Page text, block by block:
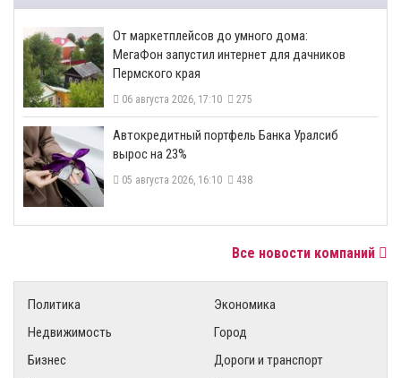
От маркетплейсов до умного дома:
МегаФон запустил интернет для дачников
Пермского края
06 августа 2026, 17:10 275
​Автокредитный портфель Банка Уралсиб
вырос на 23%
05 августа 2026, 16:10 438
Все новости компаний
Политика
Экономика
Недвижимость
Город
Бизнес
Дороги и транспорт